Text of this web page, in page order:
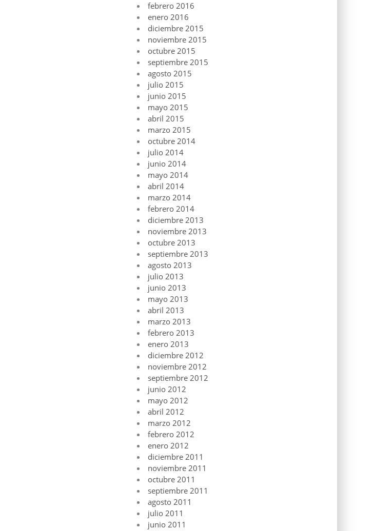
febrero 2016
enero 2016
diciembre 2015
noviembre 2015
octubre 2015
septiembre 2015
agosto 2015
julio 2015
junio 2015
mayo 2015
abril 2015
marzo 2015
octubre 2014
julio 2014
junio 2014
mayo 2014
abril 2014
marzo 2014
febrero 2014
diciembre 2013
noviembre 2013
octubre 2013
septiembre 2013
agosto 2013
julio 2013
junio 2013
mayo 2013
abril 2013
marzo 2013
febrero 2013
enero 2013
diciembre 2012
noviembre 2012
septiembre 2012
junio 2012
mayo 2012
abril 2012
marzo 2012
febrero 2012
enero 2012
diciembre 2011
noviembre 2011
octubre 2011
septiembre 2011
agosto 2011
julio 2011
junio 2011